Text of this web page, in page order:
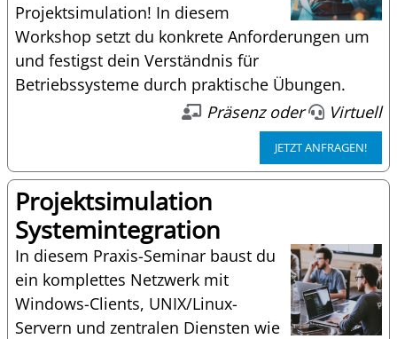
Projektsimulation! In diesem
Workshop setzt du konkrete Anforderungen um
und festigst dein Verständnis für
Betriebssysteme durch praktische Übungen.
Präsenz oder
Virtuell
JETZT ANFRAGEN!
Projektsimulation
Systemintegration
In diesem Praxis-Seminar baust du
ein komplettes Netzwerk mit
Windows-Clients, UNIX/Linux-
Servern und zentralen Diensten wie